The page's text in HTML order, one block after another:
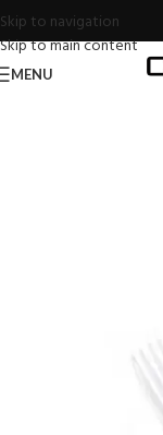
Skip to navigation
Skip to main content
MENU